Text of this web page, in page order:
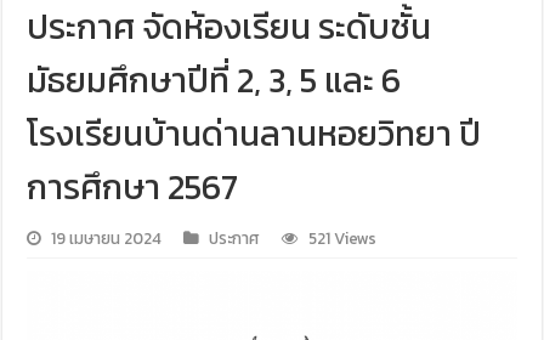
ประกาศ จัดห้องเรียน ระดับชั้น
มัธยมศึกษาปีที่ 2, 3, 5 และ 6
โรงเรียนบ้านด่านลานหอยวิทยา ปี
การศึกษา 2567
19 เมษายน 2024 ประกาศ 521 Views